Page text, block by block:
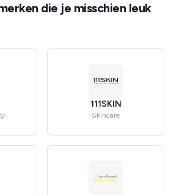
die je misschien leuk
111SKIN
Skincare